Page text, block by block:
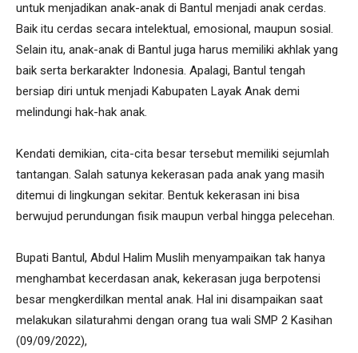
untuk menjadikan anak-anak di Bantul menjadi anak cerdas.
Baik itu cerdas secara intelektual, emosional, maupun sosial.
Selain itu, anak-anak di Bantul juga harus memiliki akhlak yang
baik serta berkarakter Indonesia. Apalagi, Bantul tengah
bersiap diri untuk menjadi Kabupaten Layak Anak demi
melindungi hak-hak anak.
Kendati demikian, cita-cita besar tersebut memiliki sejumlah
tantangan. Salah satunya kekerasan pada anak yang masih
ditemui di lingkungan sekitar. Bentuk kekerasan ini bisa
berwujud perundungan fisik maupun verbal hingga pelecehan.
Bupati Bantul, Abdul Halim Muslih menyampaikan tak hanya
menghambat kecerdasan anak, kekerasan juga berpotensi
besar mengkerdilkan mental anak. Hal ini disampaikan saat
melakukan silaturahmi dengan orang tua wali SMP 2 Kasihan
(09/09/2022),